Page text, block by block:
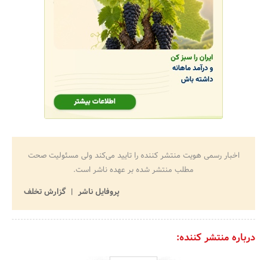
اخبار رسمی هویت منتشر کننده را تایید می‌کند ولی مسئولیت صحت
مطلب منتشر شده بر عهده ناشر است.
پروفایل ناشر
گزارش تخلف
درباره منتشر کننده: